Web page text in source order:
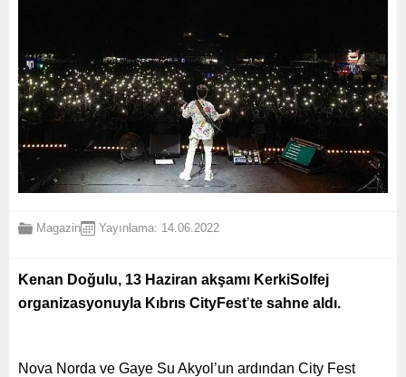
Magazin Yayınlama: 14.06.2022
Kenan Doğulu, 13 Haziran akşamı KerkiSolfej
organizasyonuyla Kıbrıs CityFest’te sahne aldı.
Nova Norda ve Gaye Su Akyol’un ardından City Fest